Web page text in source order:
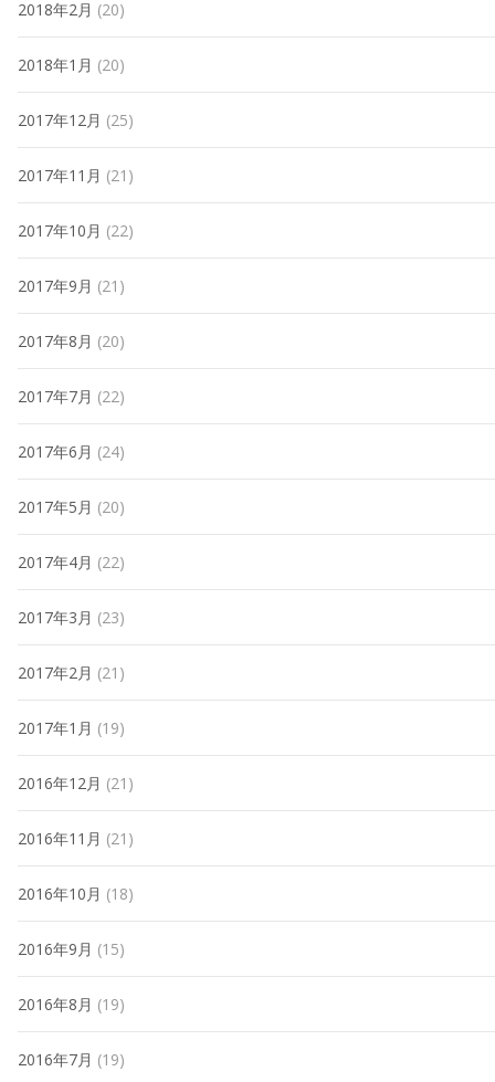
2018年2月 (20)
2018年1月 (20)
2017年12月 (25)
2017年11月 (21)
2017年10月 (22)
2017年9月 (21)
2017年8月 (20)
2017年7月 (22)
2017年6月 (24)
2017年5月 (20)
2017年4月 (22)
2017年3月 (23)
2017年2月 (21)
2017年1月 (19)
2016年12月 (21)
2016年11月 (21)
2016年10月 (18)
2016年9月 (15)
2016年8月 (19)
2016年7月 (19)